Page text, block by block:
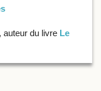
auteur du livre Le